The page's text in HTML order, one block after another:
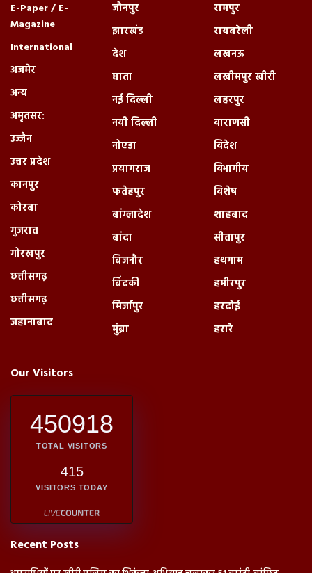
E-Paper / E-
Magazine
International
अजमेर
अन्य
अमृतसर:
उज्जैन
उत्तर प्रदेश
कानपुर
कोरबा
गुजरात
गोरखपुर
छत्तीसगढ़
छत्तीसगढ़
जहानाबाद
जौनपुर
झारखंड
देश
धाता
नई दिल्ली
नयी दिल्ली
नोएडा
प्रयागराज
फतेहपुर
बांग्लादेश
बांदा
बिजनौर
बिंदकी
मिर्जापुर
मुंब्रा
रामपुर
रायबरेली
लखनऊ
लखीमपुर खीरी
लहरपुर
वाराणसी
विदेश
विभागीय
विशेष
शाहबाद
सीतापुर
हथगाम
हमीरपुर
हरदोई
हरारे
Our Visitors
450918
TOTAL VISITORS
415
VISITORS TODAY
Recent Posts